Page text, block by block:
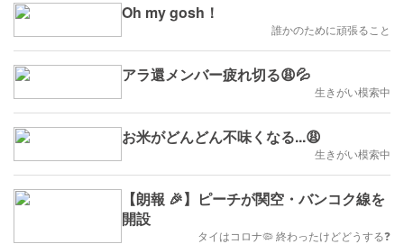
Oh my gosh！
誰かのために頑張ること
アラ還メンバー疲れ切る😩💦
生きがい模索中
お米がどんどん不味くなる...😩
生きがい模索中
【朗報 🎉】ピーチが関空・バンコク線を
開設
タイはコロナ🦠 終わったけどどうする❓